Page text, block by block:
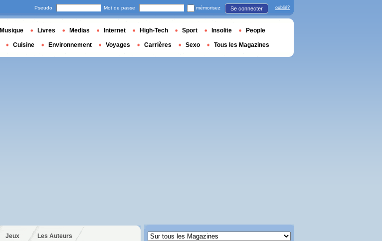
Jeux Les Auteurs
Pseudo Mot de passe mémorisez Se connecter oublié?
Musique Livres Medias Internet High-Tech Sport Insolite People
Cuisine Environnement Voyages Carrières Sexo Tous les Magazines